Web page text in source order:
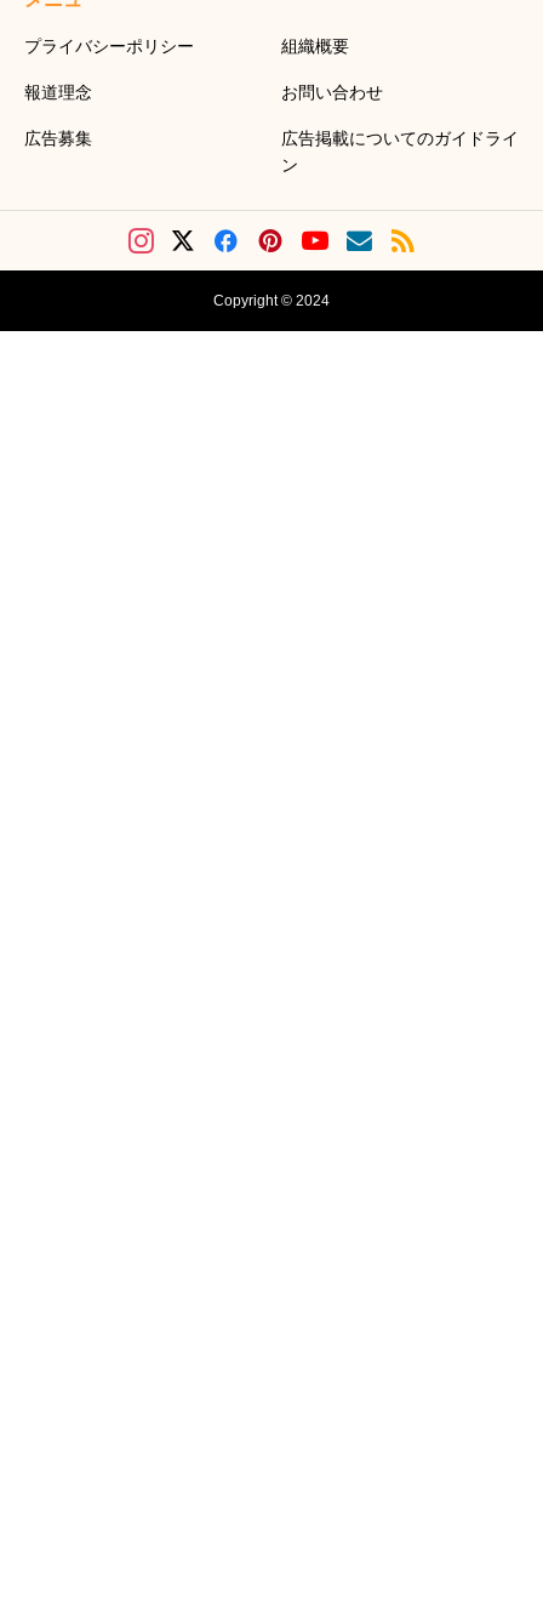
プライバシーポリシー 組織概要
報道理念 お問い合わせ
広告募集
広告掲載についてのガイドライ
ン
Copyright © 2024